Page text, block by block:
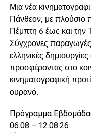
των επισκεπτών της
Η συγκεκριμένη
Βαρβάρας δεν
υποστήριξη όταν τη
καθημερινές ανάγκες,
εξοπλισμό και,
Δήμους, όταν οι
Γιατί η αλληλεγγύη
αμφίδρομη:ο Δήμος
Μια νέα
Πάνθεον, με
Πέμπτη 6 έως και την
Σύγχρονες παραγωγές,
ελληνικές
προσφέροντας στο
κινηματογραφική
ουρανό.
Πρόγραμμα
06.08 – 12.08.26